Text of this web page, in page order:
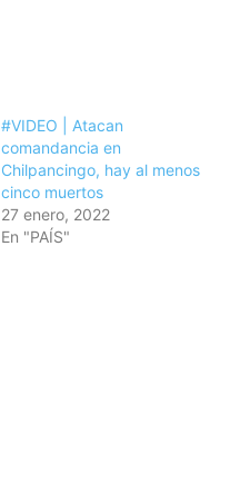
#VIDEO | Atacan
comandancia en
Chilpancingo, hay al menos
cinco muertos
27 enero, 2022
En "PAÍS"